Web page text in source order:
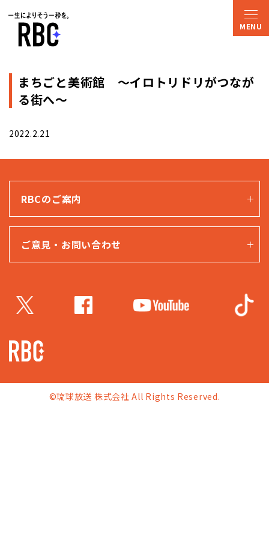
まちごと美術館 〜イロトリドリがつなが
る街へ〜
2022.2.21
RBCのご案内
ご意見・お問い合わせ
©琉球放送 株式会社 All Rights Reserved.